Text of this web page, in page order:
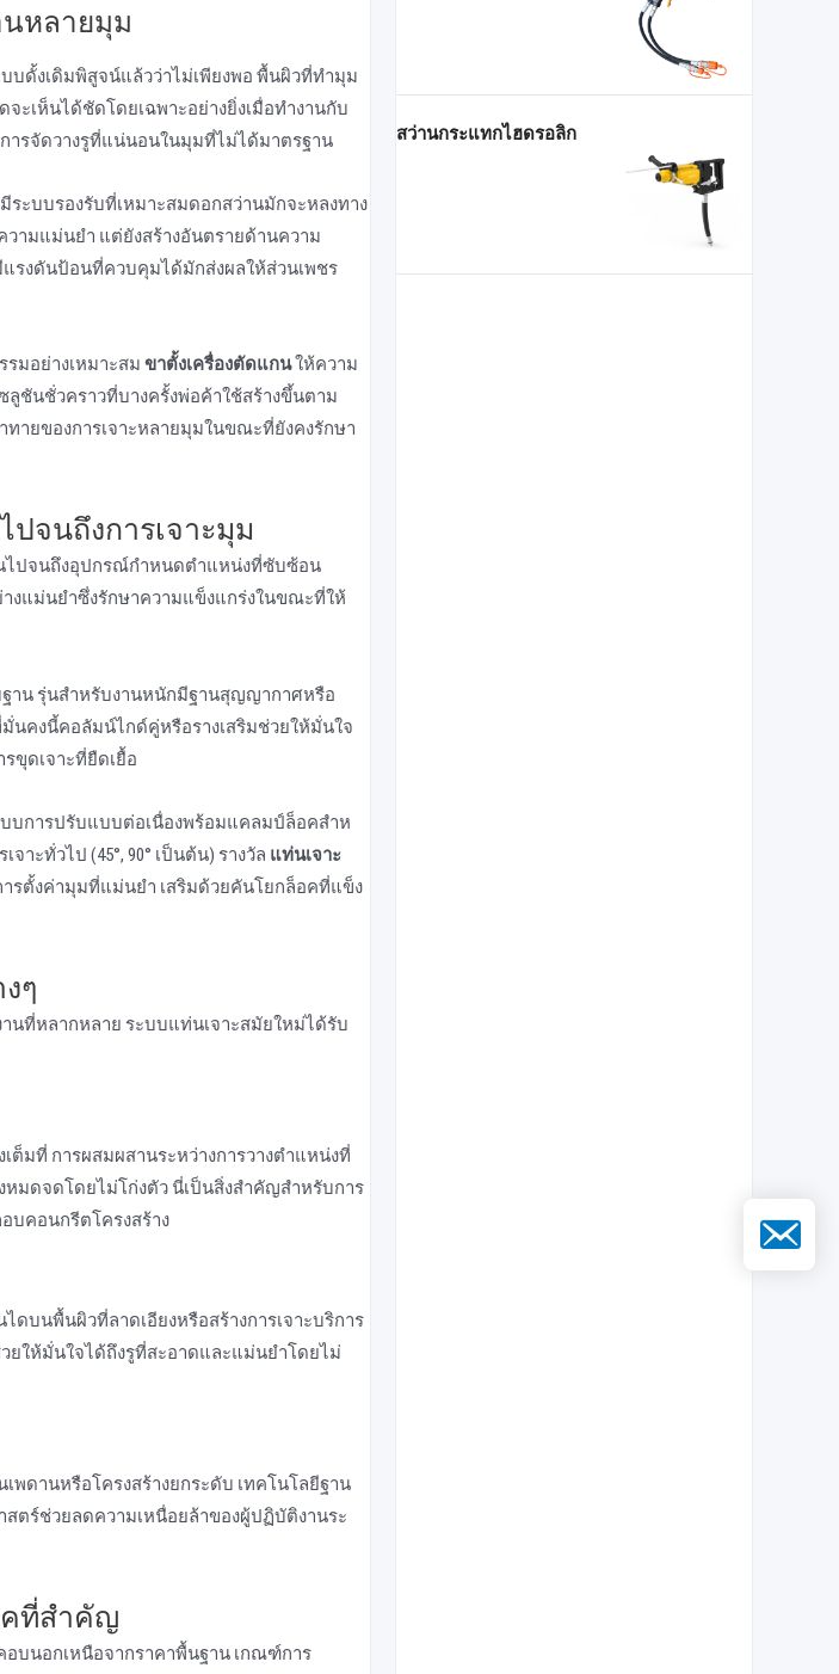
นหลายมุม
ดั้งเดิมพิสูจน์แล้วว่าไม่เพียงพอ พื้นผิวที่ทํามุม
เห็นได้ชัดโดยเฉพาะอย่างยิ่งเมื่อทํางานกับ
ารจัดวางรูที่แน่นอนในมุมที่ไม่ได้มาตรฐาน
ะบบรองรับที่เหมาะสมดอกสว่านมักจะหลงทาง
วามแม่นยํา แต่ยังสร้างอันตรายด้านความ
รงดันป้อนที่ควบคุมได้มักส่งผลให้ส่วนเพชร
มอย่างเหมาะสม ขาตั้งเครื่องตัดแกนให้ความ
ชันชั่วคราวที่บางครั้งพ่อค้าใช้สร้างขึ้นตาม
ายของการเจาะหลายมุมในขณะที่ยังคงรักษา
จนถึงการเจาะมุม
ไปจนถึงอุปกรณ์กําหนดตําแหน่งที่ซับซ้อน
งแม่นยําซึ่งรักษาความแข็งแกร่งในขณะที่ให้
ฐาน รุ่นสําหรับงานหนักมีฐานสุญญากาศหรือ
นคงนี้คอลัมน์ไกด์คู่หรือรางเสริมช่วยให้มั่นใจ
ขุดเจาะที่ยืดเยื้อ
บการปรับแบบต่อเนื่องพร้อมแคลมป์ล็อคสําห
ะทั่วไป (45°, 90° เป็นต้น) รางวัล แท่นเจาะ
รตั้งค่ามุมที่แม่นยํา เสริมด้วยคันโยกล็อคที่แข็ง
ๆ
นที่หลากหลาย ระบบแท่นเจาะสมัยใหม่ได้รับ
ต็มที่ การผสมผสานระหว่างการวางตําแหน่งที่
มดจดโดยไม่โก่งตัว นี่เป็นสิ่งสําคัญสําหรับการ
บคอนกรีตโครงสร้าง
บนพื้นผิวที่ลาดเอียงหรือสร้างการเจาะบริการ
ให้มั่นใจได้ถึงรูที่สะอาดและแม่นยําโดยไม่
พดานหรือโครงสร้างยกระดับ เทคโนโลยีฐาน
ร์ช่วยลดความเหนื่อยล้าของผู้ปฏิบัติงานระ
คที่สําคัญ
บนอกเหนือจากราคาพื้นฐาน เกณฑ์การ
สว่านกระแทกไฮดรอลิก
อีเมล